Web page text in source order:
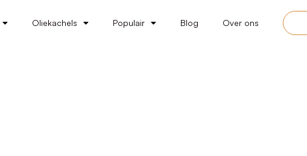
Oliekachels Populair Blog Over ons